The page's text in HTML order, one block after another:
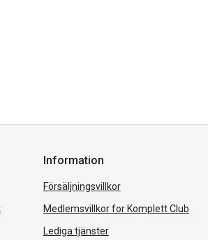
Information
Försäljningsvillkor
Medlemsvillkor for Komplett Club
Lediga tjänster